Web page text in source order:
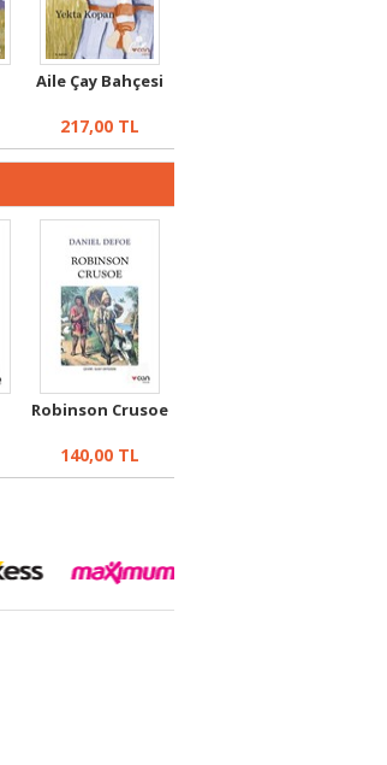
Aile Çay Bahçesi
217,00 TL
Robinson Crusoe
140,00 TL